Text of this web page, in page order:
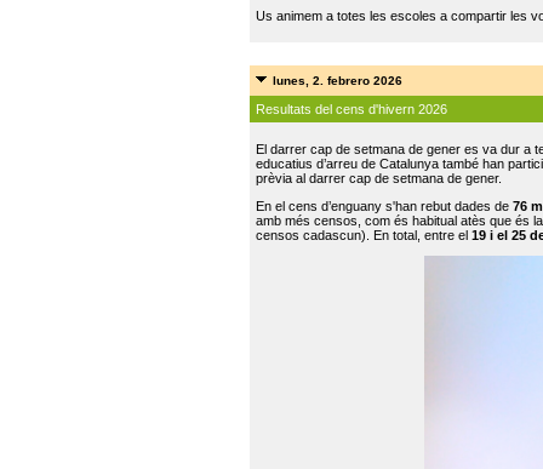
Us animem a totes les escoles a compartir les
lunes, 2. febrero 2026
Resultats del cens d'hivern 2026
El darrer cap de setmana de gener es va dur a
educatius d’arreu de Catalunya també han
prèvia al darrer cap de setmana de gener.
En el cens d’enguany s'han rebut dades de 76
amb més censos, com és habitual atès que és
censos cadascun). En total, entre el 19 i el 25